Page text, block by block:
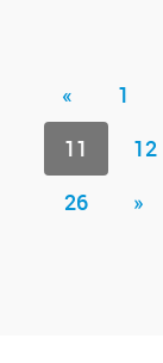
« 1
11
12
26
»